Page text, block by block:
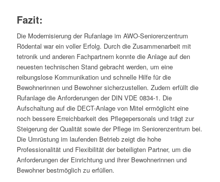
Fazit:
Die Modernisierung der Rufanlage im AWO-Seniorenzentrum
Rödental war ein voller Erfolg. Durch die Zusammenarbeit mit
tetronik und anderen Fachpartnern konnte die Anlage auf den
neuesten technischen Stand gebracht werden, um eine
reibungslose Kommunikation und schnelle Hilfe für die
Bewohnerinnen und Bewohner sicherzustellen. Zudem erfüllt die
Rufanlage die Anforderungen der DIN VDE 0834-1. Die
Aufschaltung auf die DECT-Anlage von Mitel ermöglicht eine
noch bessere Erreichbarkeit des Pflegepersonals und trägt zur
Steigerung der Qualität sowie der Pflege im Seniorenzentrum bei.
Die Umrüstung im laufenden Betrieb zeigt die hohe
Professionalität und Flexibilität der beteiligten Partner, um die
Anforderungen der Einrichtung und ihrer Bewohnerinnen und
Bewohner bestmöglich zu erfüllen.